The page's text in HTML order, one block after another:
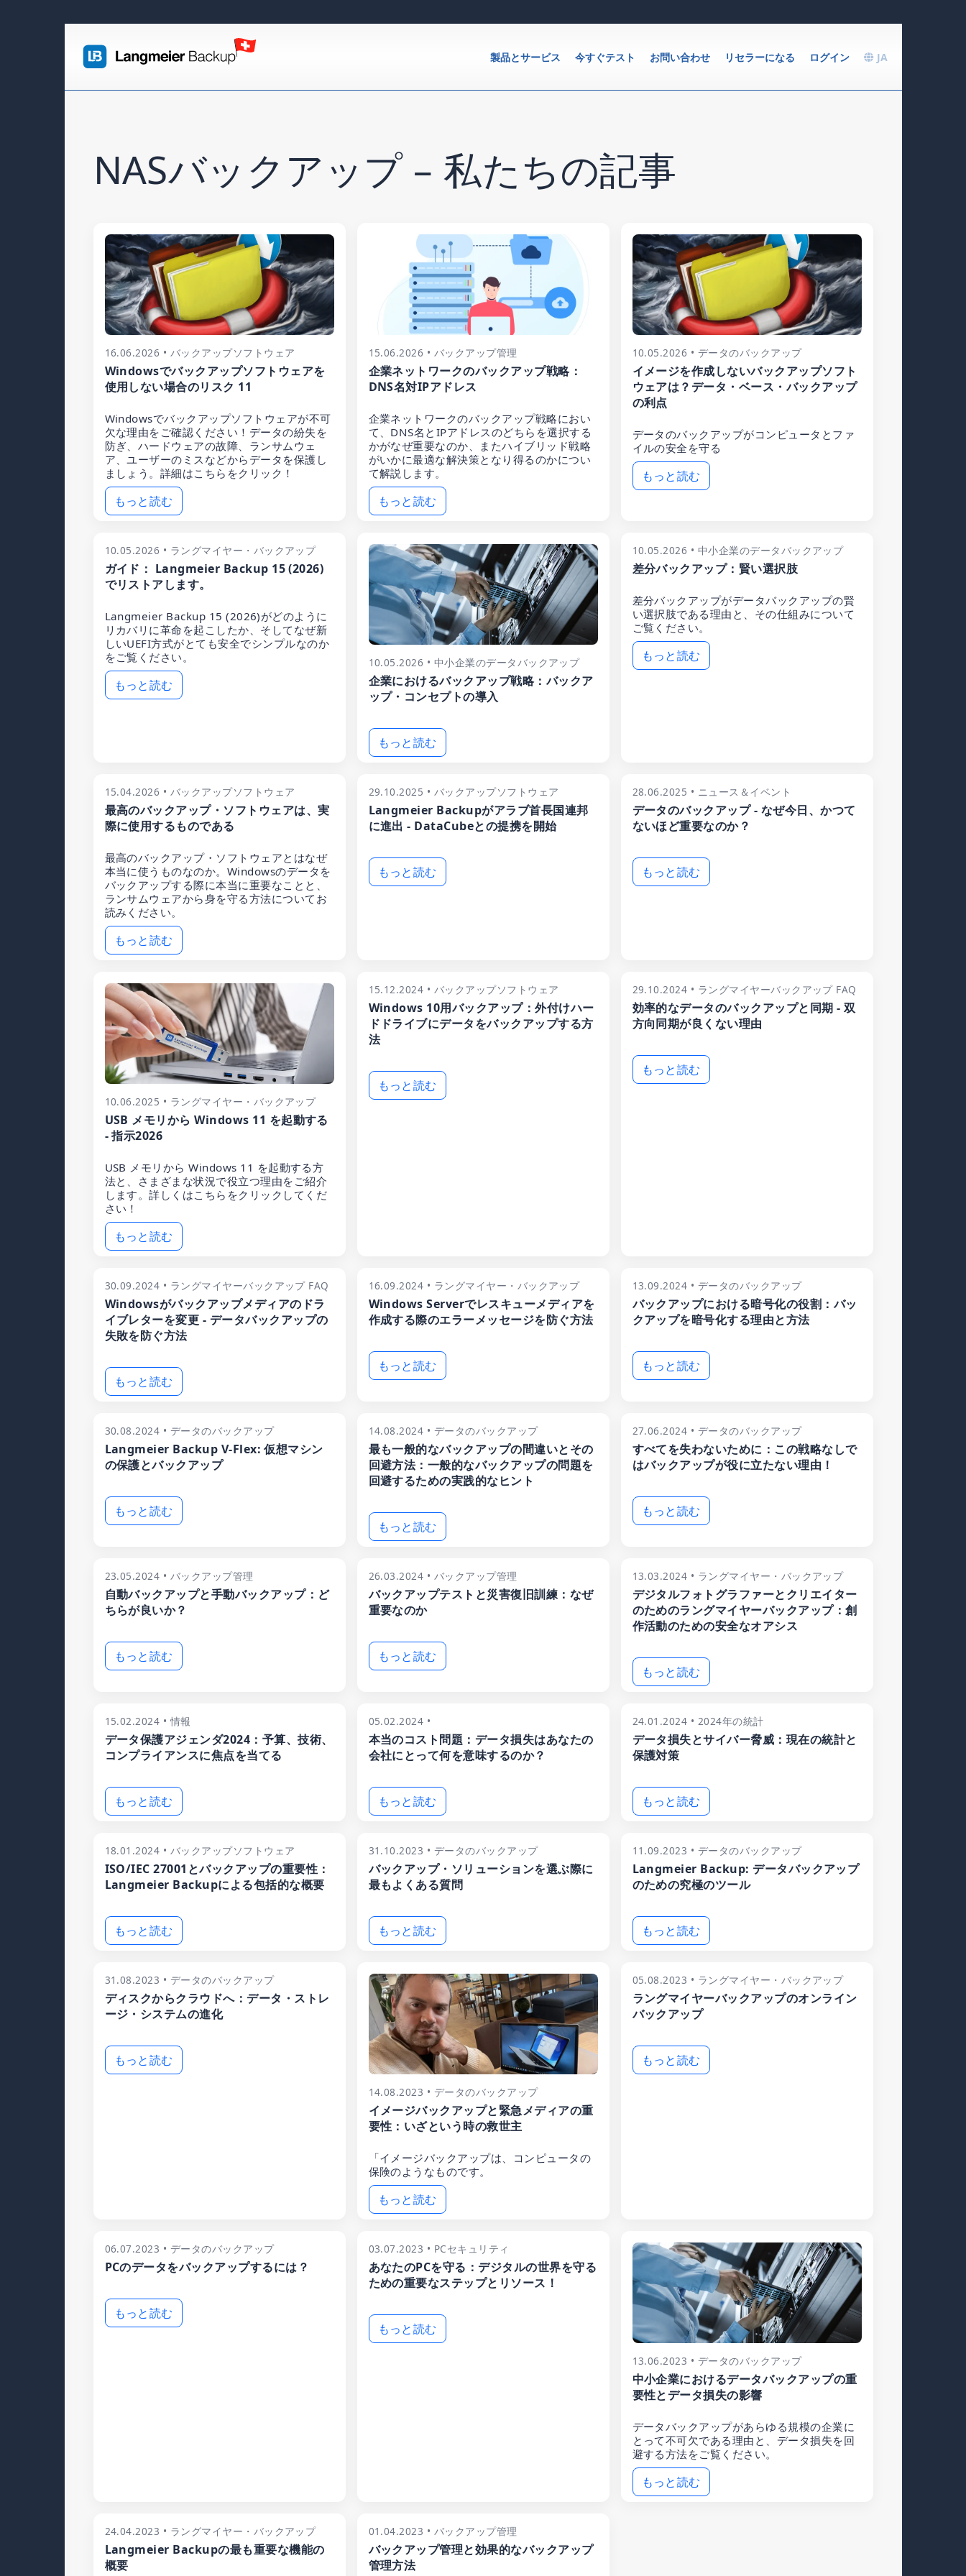
JA
ログイン
リセラーになる
お問い合わせ
今すぐテスト
製品とサービス
NASバックアップ – 私たちの記事
16.06.2026 • バックアップソフトウェア
Windowsでバックアップソフトウェアを
使用しない場合のリスク 11
Windowsでバックアップソフトウェアが不可
欠な理由をご確認ください！データの紛失を
防ぎ、ハードウェアの故障、ランサムウェ
ア、ユーザーのミスなどからデータを保護し
ましょう。詳細はこちらをクリック！
もっと読む
15.06.2026 • バックアップ管理
企業ネットワークのバックアップ戦略：
DNS名対IPアドレス
企業ネットワークのバックアップ戦略におい
て、DNS名とIPアドレスのどちらを選択する
かがなぜ重要なのか、またハイブリッド戦略
がいかに最適な解決策となり得るのかについ
て解説します。
もっと読む
10.05.2026 • データのバックアップ
イメージを作成しないバックアップソフト
ウェアは？データ・ベース・バックアップ
の利点
データのバックアップがコンピュータとファ
イルの安全を守る
もっと読む
10.05.2026 • ラングマイヤー・バックアップ
ガイド： Langmeier Backup 15 (2026)
でリストアします。
Langmeier Backup 15 (2026)がどのように
リカバリに革命を起こしたか、そしてなぜ新
しいUEFI方式がとても安全でシンプルなのか
をご覧ください。
もっと読む
10.05.2026 • 中小企業のデータバックアップ
企業におけるバックアップ戦略：バックア
ップ・コンセプトの導入
もっと読む
10.05.2026 • 中小企業のデータバックアップ
差分バックアップ：賢い選択肢
差分バックアップがデータバックアップの賢
い選択肢である理由と、その仕組みについて
ご覧ください。
もっと読む
15.04.2026 • バックアップソフトウェア
最高のバックアップ・ソフトウェアは、実
際に使用するものである
最高のバックアップ・ソフトウェアとはなぜ
本当に使うものなのか。Windowsのデータを
バックアップする際に本当に重要なことと、
ランサムウェアから身を守る方法についてお
読みください。
もっと読む
29.10.2025 • バックアップソフトウェア
Langmeier Backupがアラブ首長国連邦
に進出 - DataCubeとの提携を開始
もっと読む
28.06.2025 • ニュース＆イベント
データのバックアップ - なぜ今日、かつて
ないほど重要なのか？
もっと読む
10.06.2025 • ラングマイヤー・バックアップ
USB メモリから Windows 11 を起動する
- 指示2026
USB メモリから Windows 11 を起動する方
法と、さまざまな状況で役立つ理由をご紹介
します。詳しくはこちらをクリックしてくだ
さい！
もっと読む
15.12.2024 • バックアップソフトウェア
Windows 10用バックアップ：外付けハー
ドドライブにデータをバックアップする方
法
もっと読む
29.10.2024 • ラングマイヤーバックアップ FAQ
効率的なデータのバックアップと同期 - 双
方向同期が良くない理由
もっと読む
30.09.2024 • ラングマイヤーバックアップ FAQ
Windowsがバックアップメディアのドラ
イブレターを変更 - データバックアップの
失敗を防ぐ方法
もっと読む
16.09.2024 • ラングマイヤー・バックアップ
Windows Serverでレスキューメディアを
作成する際のエラーメッセージを防ぐ方法
もっと読む
13.09.2024 • データのバックアップ
バックアップにおける暗号化の役割：バッ
クアップを暗号化する理由と方法
もっと読む
30.08.2024 • データのバックアップ
Langmeier Backup V-Flex: 仮想マシン
の保護とバックアップ
もっと読む
14.08.2024 • データのバックアップ
最も一般的なバックアップの間違いとその
回避方法：一般的なバックアップの問題を
回避するための実践的なヒント
もっと読む
27.06.2024 • データのバックアップ
すべてを失わないために：この戦略なしで
はバックアップが役に立たない理由！
もっと読む
23.05.2024 • バックアップ管理
自動バックアップと手動バックアップ：ど
ちらが良いか？
もっと読む
26.03.2024 • バックアップ管理
バックアップテストと災害復旧訓練：なぜ
重要なのか
もっと読む
13.03.2024 • ラングマイヤー・バックアップ
デジタルフォトグラファーとクリエイター
のためのラングマイヤーバックアップ：創
作活動のための安全なオアシス
もっと読む
15.02.2024 • 情報
データ保護アジェンダ2024：予算、技術、
コンプライアンスに焦点を当てる
もっと読む
05.02.2024 •
本当のコスト問題：データ損失はあなたの
会社にとって何を意味するのか？
もっと読む
24.01.2024 • 2024年の統計
データ損失とサイバー脅威：現在の統計と
保護対策
もっと読む
18.01.2024 • バックアップソフトウェア
ISO/IEC 27001とバックアップの重要性：
Langmeier Backupによる包括的な概要
もっと読む
31.10.2023 • データのバックアップ
バックアップ・ソリューションを選ぶ際に
最もよくある質問
もっと読む
11.09.2023 • データのバックアップ
Langmeier Backup: データバックアップ
のための究極のツール
もっと読む
31.08.2023 • データのバックアップ
ディスクからクラウドへ：データ・ストレ
ージ・システムの進化
もっと読む
14.08.2023 • データのバックアップ
イメージバックアップと緊急メディアの重
要性：いざという時の救世主
「イメージバックアップは、コンピュータの
保険のようなものです。
もっと読む
05.08.2023 • ラングマイヤー・バックアップ
ラングマイヤーバックアップのオンライン
バックアップ
もっと読む
06.07.2023 • データのバックアップ
PCのデータをバックアップするには？
もっと読む
03.07.2023 • PCセキュリティ
あなたのPCを守る：デジタルの世界を守る
ための重要なステップとリソース！
もっと読む
13.06.2023 • データのバックアップ
中小企業におけるデータバックアップの重
要性とデータ損失の影響
データバックアップがあらゆる規模の企業に
とって不可欠である理由と、データ損失を回
避する方法をご覧ください。
もっと読む
24.04.2023 • ラングマイヤー・バックアップ
Langmeier Backupの最も重要な機能の
概要
01.04.2023 • バックアップ管理
バックアップ管理と効果的なバックアップ
管理方法